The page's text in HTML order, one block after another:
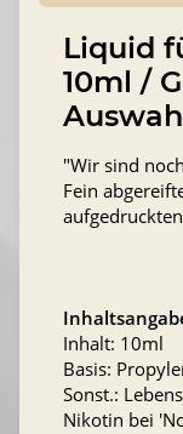
Liquid
10ml /
"Wir sind
Fein
Inhalt: 10ml
Basis:
Sonst.:
Nikotin bei